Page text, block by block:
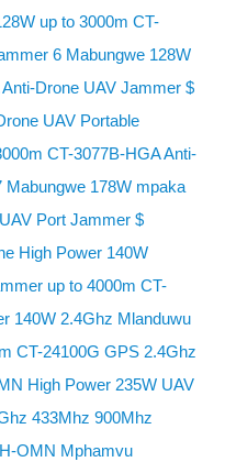
up to 3000m CT-
6 Mabungwe 128W
Drone UAV Jammer $
UAV Portable
CT-3077B-HGA Anti-
Mabungwe 178W mpaka
Port Jammer $
High Power 140W
up to 4000m CT-
140W 2.4Ghz Mlanduwu
CT-24100G GPS 2.4Ghz
High Power 235W UAV
433Mhz 900Mhz
OMN Mphamvu